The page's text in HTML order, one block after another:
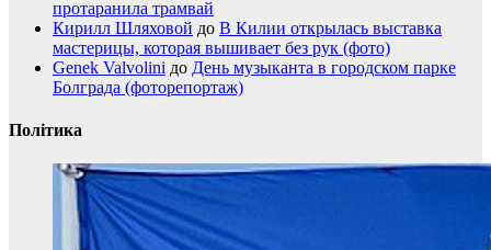
протаранила трамвай
Кирилл Шляховой до В Килии открылась выставка
мастерицы, которая вышивает без рук (фото)
Genek Valvolini до День музыканта в городском парке
Болграда (фоторепортаж)
Політика